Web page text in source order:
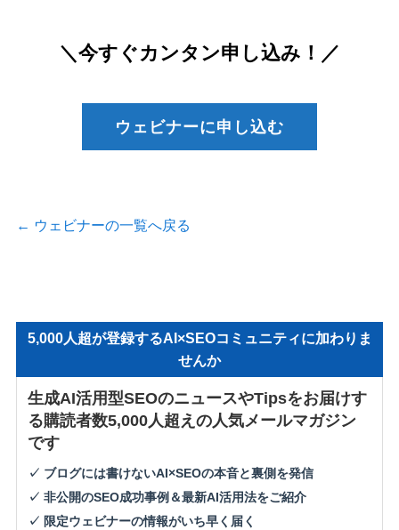
＼今すぐカンタン申し込み！／
ウェビナーに申し込む
← ウェビナーの一覧へ戻る
5,000人超が登録するAI×SEOコミュニティに加わりま
せんか
生成AI活用型SEOのニュースやTipsをお届けす
る購読者数5,000人超えの人気メールマガジン
です
✓ ブログには書けないAI×SEOの本音と裏側を発信
✓ 非公開のSEO成功事例＆最新AI活用法をご紹介
✓ 限定ウェビナーの情報がいち早く届く